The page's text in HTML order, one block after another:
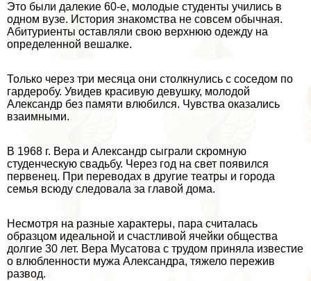
Это были далекие 60-е, молодые студенты учились в
одном вузе. История знакомства не совсем обычная.
Абитуриенты оставляли свою верхнюю одежду на
определенной вешалке.
Только через три месяца они столкнулись с соседом по
гардеробу. Увидев красивую дeвyшку, молодой
Александр без памяти влюбился. Чувства оказались
взаимными.
В 1968 г. Вера и Александр сыграли скромную
студенческую свадьбу. Через год на свет появился
первенец. При переводах в другие театры и города
семья всюду следовала за главой дома.
Несмотря на разные хаpaктеры, пара считалась
образцом идеальной и счастливой ячейки общества
долгие 30 лет. Вера Мусатова с трудом приняла известие
о влюбленности мужа Александра, тяжело пережив
развод.